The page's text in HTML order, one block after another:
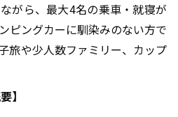
がら、最大4名の乗車・就寝が
ピングカーに馴染みのない方で
旅や少人数ファミリー、カップ
】